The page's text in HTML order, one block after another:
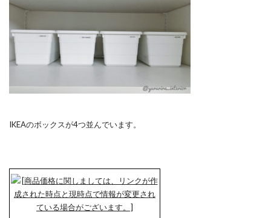
IKEAのボックスが4つ並んでいます。